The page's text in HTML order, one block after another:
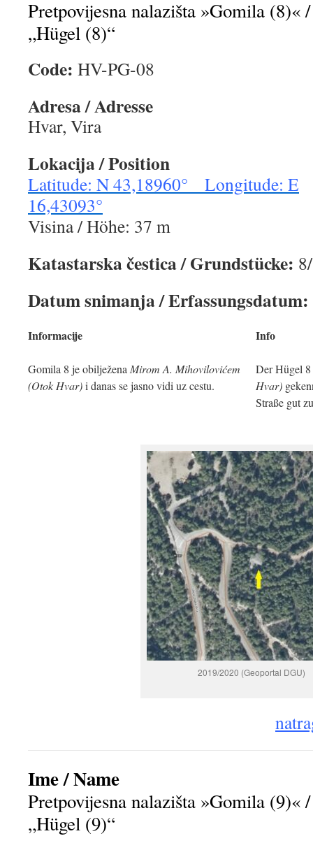
Pretpovijesna nalazišta »Gomila (8)«
„Hügel (8)“
Code: HV-PG-08
Adresa / Adresse
Hvar, Vira
Lokacija / Position
Latitude: N 43,18960° Longitude: E
16,43093°
Visina / Höhe: 37 m
Katastarska čestica / Grundstücke:
Datum snimanja / Erfassungsdatum:
Informacije
Gomila 8 je obilježena Mirom A. Mihovilovićem
(Otok Hvar)i danas se jasno vidi uz cestu.
Info
Der Hügel
Hvar)
Straße gut
2019/2020 (Geoportal DGU)
Ime / Name
Pretpovijesna nalazišta »Gomila (9)«
„Hügel (9)“